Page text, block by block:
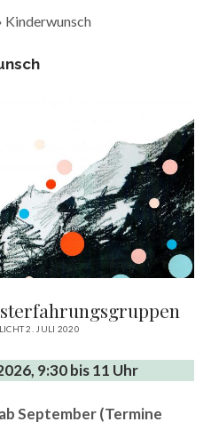
Kinderwunsch
2. JULI 2020
9:30 bis 11 Uhr
September (Termine